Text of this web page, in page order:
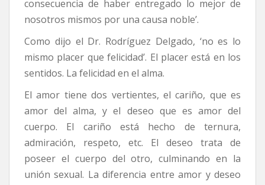
consecuencia de haber entregado lo mejor de
nosotros mismos por una causa noble’.
Como dijo el Dr. Rodríguez Delgado, ‘no es lo
mismo placer que felicidad’. El placer está en los
sentidos. La felicidad en el alma.
El amor tiene dos vertientes, el cariño, que es
amor del alma, y el deseo que es amor del
cuerpo. El cariño está hecho de ternura,
admiración, respeto, etc. El deseo trata de
poseer el cuerpo del otro, culminando en la
unión sexual. La diferencia entre amor y deseo